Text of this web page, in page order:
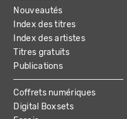
Nouveautés
Index des titres
Index des artistes
Titres gratuits
Publications
Coffrets numériques
Digital Boxsets